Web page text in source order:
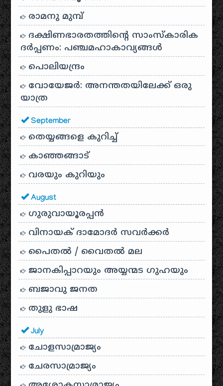
രാമനു മുമ്പ്
ദക്ഷിണഭാരതത്തിൻ്റെ സാംസ്കാരിക
ദർപ്പണം: പഞ്ചമഹാകാവ്യങ്ങൾ
പൊലിയന്ദ്രം
വോയേജർ: അനന്തതയിലേക്ക് ഒരു
യാത്ര
September
തെയ്യങ്ങളെ കുറിച്ച്
കാഞ്ഞങ്ങാട്
വരയും കുറിയും
August
ഗുരുവായൂരപ്പൻ
വിനായക് ദാമോദർ സവർക്കർ
പൈതൽ / വൈതൽ മല
ജാനകിപ്പാറയും അയ്യന്മട ഗുഹയും
ബജാവു ജനത
തുളു ഭാഷ
July
ചോളസാമ്രാജ്യം
ചേരസാമ്രാജ്യം